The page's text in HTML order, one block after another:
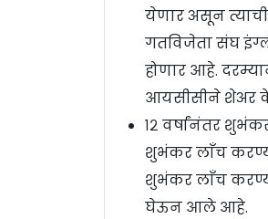
येणार असून
गतविजेता संघ
होणार आहे.
आयसीसीने शेअर
१२ वर्षांनंतर
शुभंकर लाँच
शुभंकर लाँच
घेऊन आले आहे.